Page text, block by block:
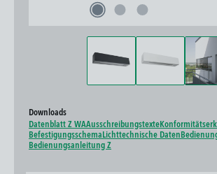
Downloads
Datenblatt Z WAAusschreibungstexte
Befestigungsschema Lichttechnische Daten
Bedienungsanleitung Z